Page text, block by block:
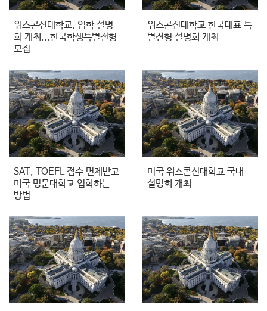
위스콘신대학교, 입학 설명
회 개최...한국학생특별전형
모집
위스콘신대학교 한국대표 특
별전형 설명회 개최
SAT, TOEFL 점수 면제받고
미국 명문대학교 입학하는
방법
미국 위스콘신대학교 국내
설명회 개최